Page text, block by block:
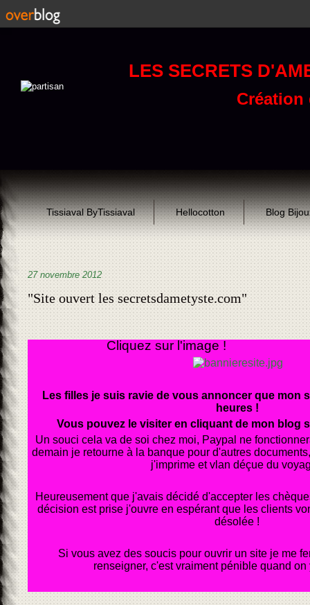
LES SECRETS
Création
Tissiaval ByTissiaval Hellocotton Blog
27 novembre 2012
"Site ouvert les secretsdametyste.com"
Cliquez sur
Les filles je suis ravie de vous annoncer que mon
heures !
Vous pouvez le visiter en cliquant de mon blog
Un souci cela va de soi chez moi, Paypal ne
demain je retourne à la banque pour d'autres
j'imprime et vlan déçue du
Heureusement que j'avais décidé d'accepter les
décision est prise j'ouvre en espérant que les clients
désolée !
Si vous avez des soucis pour ouvrir un site je me
renseigner, c'est vraiment pénible quand on